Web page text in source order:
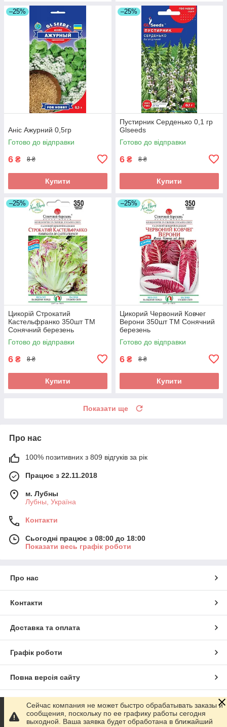
–25%
Аніс Ажурний 0,5гр
Готово до відправки
6 ₴ 8 ₴
Купити
–25%
Пустирник Серденько 0,1 гр
Glseeds
Готово до відправки
6 ₴ 8 ₴
Купити
–25%
Цикорій Строкатий
Кастельфранко 350шт ТМ
Сонячний березень
Готово до відправки
6 ₴ 8 ₴
Купити
–25%
Цикорий Червоний Ковчег
Верони 350шт ТМ Сонячний
березень
Готово до відправки
6 ₴ 8 ₴
Купити
Показати ще
Про нас
100% позитивних з 809 відгуків за рік
Працює з 22.11.2018
м. Лубны
Лубны, Україна
Контакти
Сьогодні працює з 08:00 до 18:00
Показати весь графік роботи
Про нас
Контакти
Доставка та оплата
Графік роботи
Повна версія сайту
Сайт створено на маркетплейсі Prom.ua
Сейчас компания не может быстро обрабатывать заказы и
сообщения, поскольку по ее графику работы сегодня
выходной. Ваша заявка будет обработана в ближайший